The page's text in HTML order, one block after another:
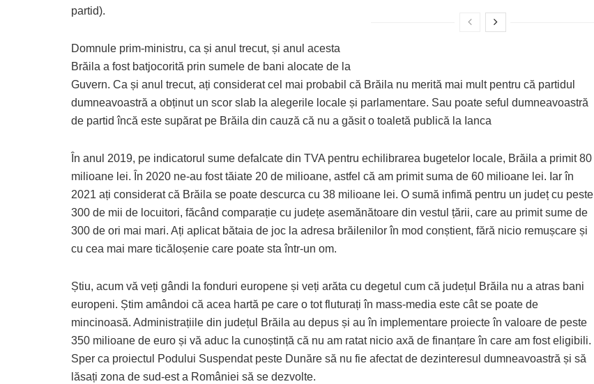
partid).
Domnule prim-ministru, ca și anul trecut, și anul acesta
Brăila a fost batjocorită prin sumele de bani alocate de la
Guvern. Ca și anul trecut, ați considerat cel mai probabil că Brăila nu merită mai mult pentru că partidul
dumneavoastră a obținut un scor slab la alegerile locale și parlamentare. Sau poate seful dumneavoastră
de partid încă este supărat pe Brăila din cauză că nu a găsit o toaletă publică la Ianca
În anul 2019, pe indicatorul sume defalcate din TVA pentru echilibrarea bugetelor locale, Brăila a primit 80
milioane lei. În 2020 ne-au fost tăiate 20 de milioane, astfel că am primit suma de 60 milioane lei. Iar în
2021 ați considerat că Brăila se poate descurca cu 38 milioane lei. O sumă infimă pentru un județ cu peste
300 de mii de locuitori, făcând comparație cu județe asemănătoare din vestul țării, care au primit sume de
300 de ori mai mari. Ați aplicat bătaia de joc la adresa brăilenilor în mod conștient, fără nicio remușcare și
cu cea mai mare ticăloșenie care poate sta într-un om.
Știu, acum vă veți gândi la fonduri europene și veți arăta cu degetul cum că județul Brăila nu a atras bani
europeni. Știm amândoi că acea hartă pe care o tot fluturați în mass-media este cât se poate de
mincinoasă. Administrațiile din județul Brăila au depus și au în implementare proiecte în valoare de peste
350 milioane de euro și vă aduc la cunoștință că nu am ratat nicio axă de finanțare în care am fost eligibili.
Sper ca proiectul Podului Suspendat peste Dunăre să nu fie afectat de dezinteresul dumneavoastră și să
lăsați zona de sud-est a României să se dezvolte.